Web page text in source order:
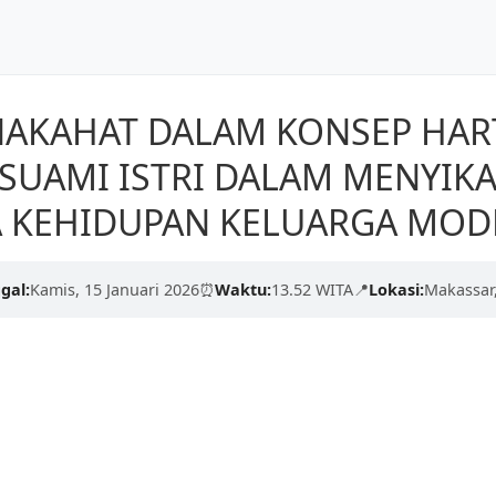
tinggi dari para
negeri.
proses yang cepat,
DALAM KONSEP
ISTRI DALAM
KELUARGA
Kamis, 15 Januari 2026⏰Waktu:13.52 WITA📍Lokasi: